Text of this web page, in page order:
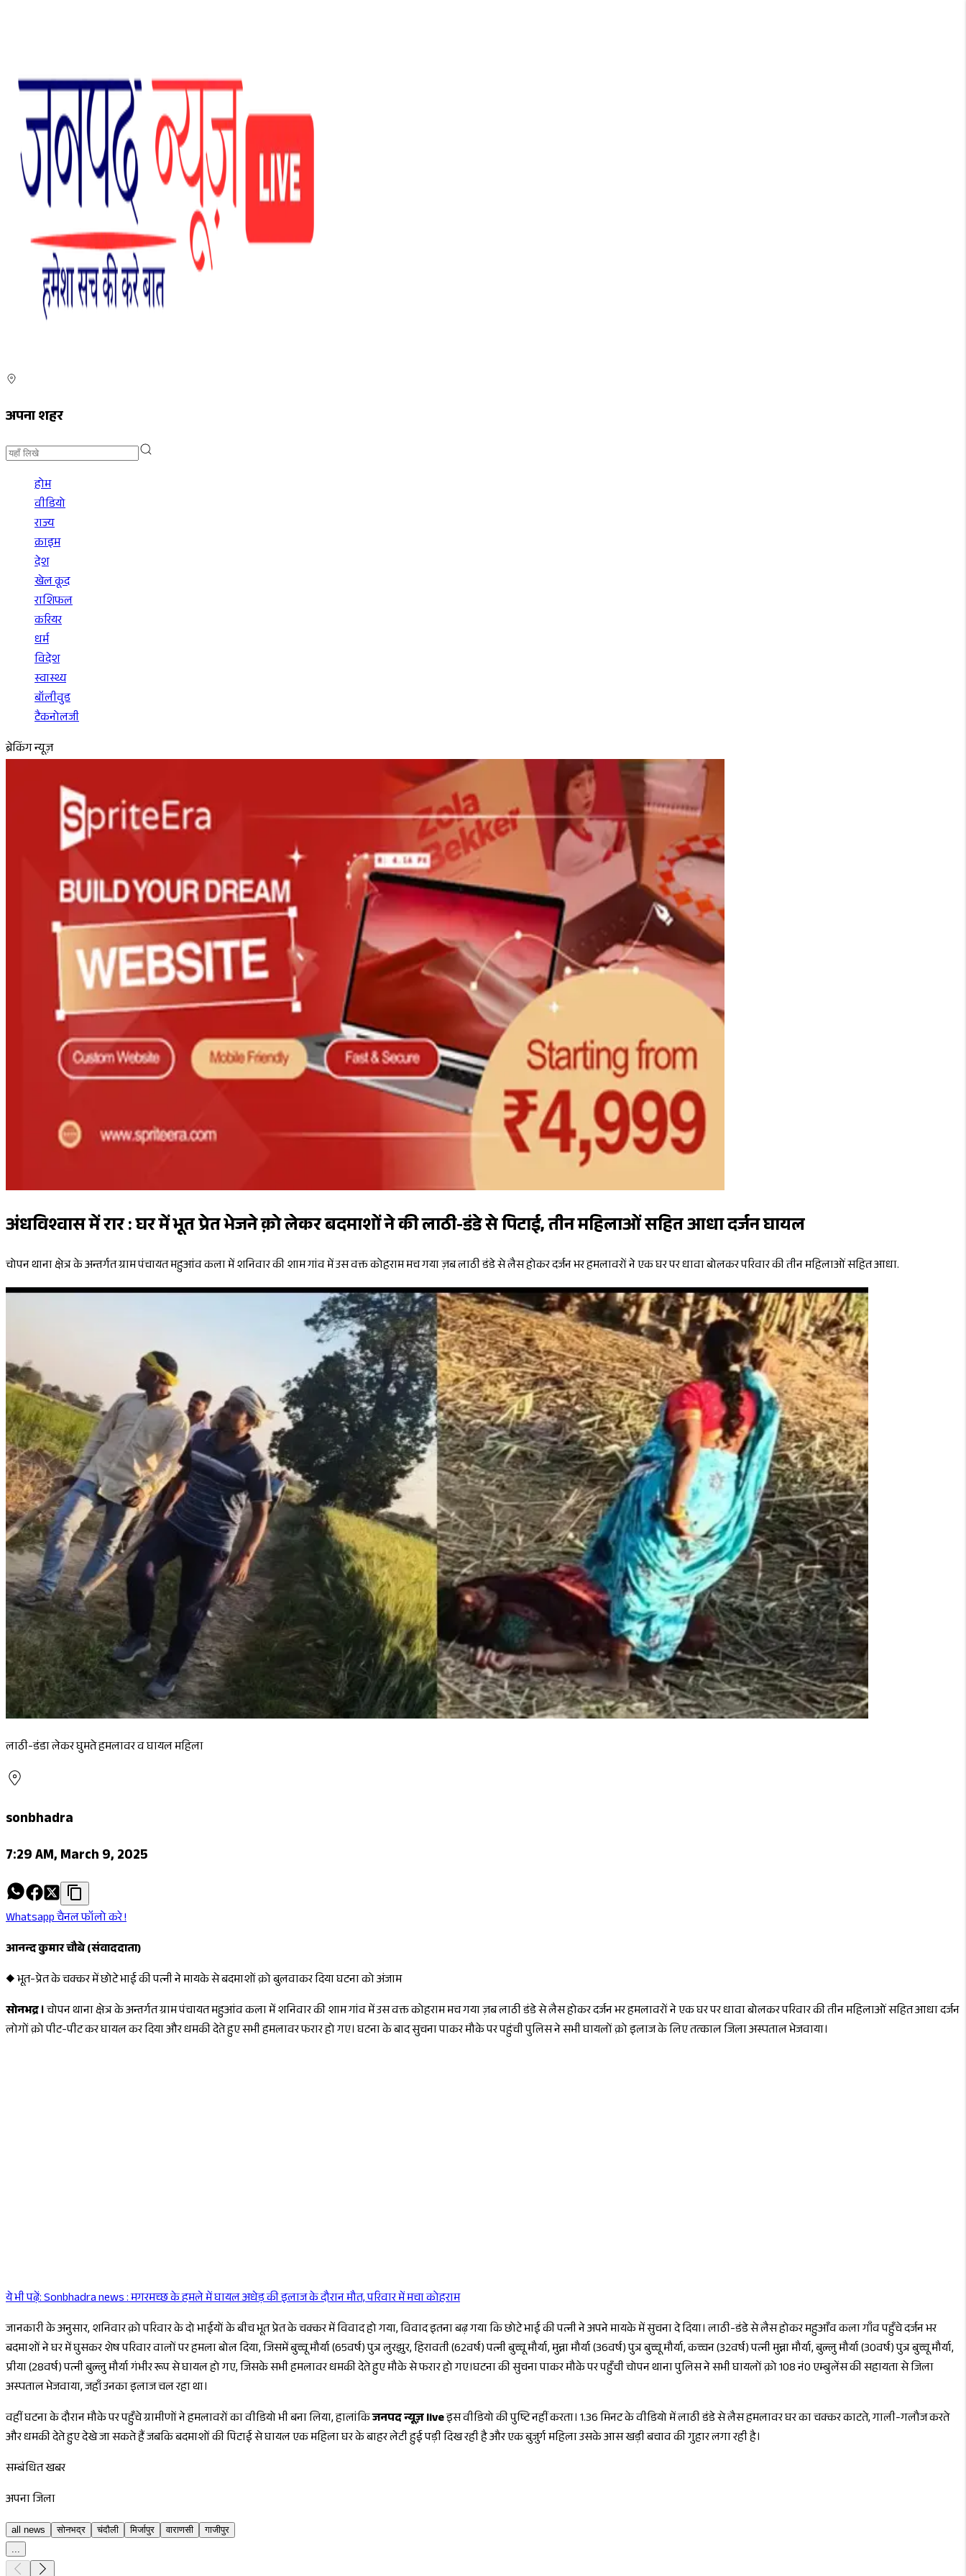
अपना शहर
होम
वीडियो
राज्य
क्राइम
देश
खेल कूद
राशिफल
करियर
धर्म
विदेश
स्वास्थ्य
बॉलीवुड
टैकनोलजी
ब्रेकिंग न्यूज़
अंधविश्वास में रार : घर में भूत प्रेत भेजने क़ो लेकर बदमाशों ने की लाठी-डंडे से पिटाई, तीन महिलाओं सहित आधा दर्जन घायल
चोपन थाना क्षेत्र के अन्तर्गत ग्राम पंचायत महुआंव कला में शनिवार की शाम गांव में उस वक्त कोहराम मच गया ज़ब लाठी डंडे से लैस होकर दर्जन भर हमलावरों ने एक घर पर धावा बोलकर परिवार की तीन महिलाओं सहित आधा.
लाठी-डंडा लेकर घुमते हमलावर व घायल महिला
sonbhadra
7:29 AM, March 9, 2025
Whatsapp चैनल फॉलो करे !
आनन्द कुमार चौबे (संवाददाता)
◆भूत-प्रेत के चक्कर में छोटे भाई की पत्नी ने मायके से बदमाशों क़ो बुलवाकर दिया घटना को अंजाम
सोनभद्र ।चोपन थाना क्षेत्र के अन्तर्गत ग्राम पंचायत महुआंव कला में शनिवार की शाम गांव में उस वक्त कोहराम मच गया ज़ब लाठी डंडे से लैस होकर दर्जन भर हमलावरों ने एक घर पर धावा बोलकर परिवार की तीन महिलाओं सहित आधा दर्जन
लोगों क़ो पीट-पीट कर घायल कर दिया और धमकी देते हुए सभी हमलावर फरार हो गए। घटना के बाद सुचना पाकर मौके पर पहुंची पुलिस ने सभी घायलों क़ो इलाज के लिए तत्काल जिला अस्पताल भेजवाया।
Sponsored
ये भी पढ़ें:Sonbhadra news : मगरमच्छ के हमले में घायल अधेड़ की इलाज के दौरान मौत, परिवार में मचा कोहराम
जानकारी के अनुसार, शनिवार क़ो परिवार के दो भाईयों के बीच भूत प्रेत के चक्कर में विवाद हो गया, विवाद इतना बढ़ गया कि छोटे भाई की पत्नी ने अपने मायके में सुचना दे दिया। लाठी-डंडे से लैस होकर महुआँव कला गाँव पहुँचे दर्जन भर
बदमाशों ने घर में घुसकर शेष परिवार वालों पर हमला बोल दिया, जिसमें बुच्चू मौर्या (65वर्ष) पुत्र लुरझुर, हिरावती (62वर्ष) पत्नी बुच्चू मौर्या, मुन्ना मौर्या (36वर्ष) पुत्र बुच्चू मौर्या, कच्चन (32वर्ष) पत्नी मुन्ना मौर्या, बुल्लु मौर्या (30वर्ष) पुत्र बुच्चू मौर्या,
प्रीया (28वर्ष) पत्नी बुल्लु मौर्या गंभीर रूप से घायल हो गए, जिसके सभी हमलावर धमकी देते हुए मौके से फरार हो गए।घटना की सुचना पाकर मौके पर पहुँची चोपन थाना पुलिस ने सभी घायलों क़ो 108 नं0 एम्बुलेंस की सहायता से जिला
अस्पताल भेजवाया, जहाँ उनका इलाज चल रहा था।
वहीं घटना के दौरान मौके पर पहुँचे ग्रामीणों ने हमलावरों का वीडियो भी बना लिया, हालांकिजनपद न्यूज़ liveइस वीडियो की पुष्टि नहीं करता। 1.36 मिनट के वीडियो में लाठी डंडे से लैस हमलावर घर का चक्कर काटते, गाली-गलौज करते
और धमकी देते हुए देखे जा सकते हैं जबकि बदमाशों की पिटाई से घायल एक महिला घर के बाहर लेटी हुई पड़ी दिख रही है और एक बुजुर्ग महिला उसके आस खड़ी बचाव की गुहार लगा रही है।
सम्बंधित खबर
अपना जिला
all news सोनभद्र चंदौली मिर्जापुर वाराणसी
गाजीपुर
...